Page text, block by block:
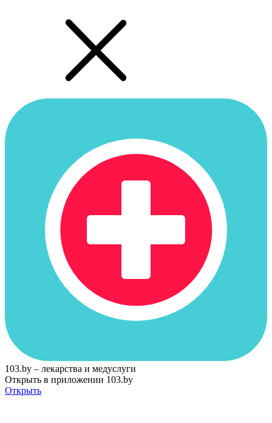
103.by – лекарства и медуслуги
Открыть в приложении 103.by
Открыть